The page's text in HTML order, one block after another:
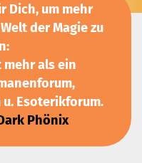
Dich, um mehr
der Magie zu
mehr als ein
Esoterikforum.
Phönix